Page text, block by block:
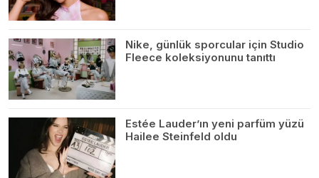
Nike, günlük sporcular için Studio
Fleece koleksiyonunu tanıttı
Estée Lauder’ın yeni parfüm yüzü
Hailee Steinfeld oldu